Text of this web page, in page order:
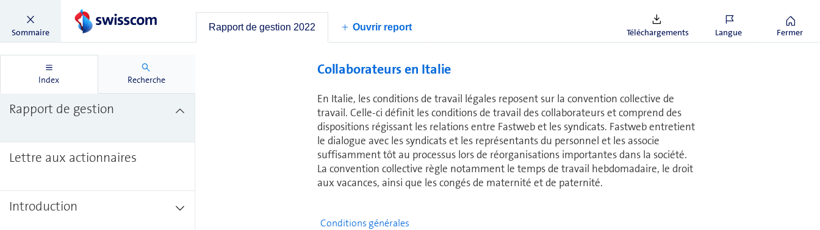
Sommaire Rapport de gestion 2022 Ouvrir report Téléchargements Langue Fermer
Index Recherche
Rapport de gestion
Lettre aux actionnaires
Introduction
guis­tiques cor­res­pondantes.
Collaborateurs en Italie
En Italie, les condi­tions de travail légales reposent sur la convention col­lec­tive de
travail. Celle-ci définit les condi­tions de travail des col­la­bo­ra­teurs et comprend des
dis­po­si­tions régissant les relations entre Fastweb et les syndicats. Fastweb entretient
le dialogue avec les syndicats et les re­pré­sen­tants du personnel et les associe
suffisamment tôt au processus lors de réor­ga­ni­sa­tions im­por­tantes dans la société.
La convention col­lec­tive règle no­tam­ment le temps de travail hebdomadaire, le droit
aux vacances, ainsi que les congés de ma­ter­nité et de paternité.
Conditions gé­né­rales